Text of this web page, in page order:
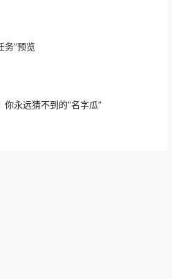
务”预览
永远猜不到的“名字瓜”